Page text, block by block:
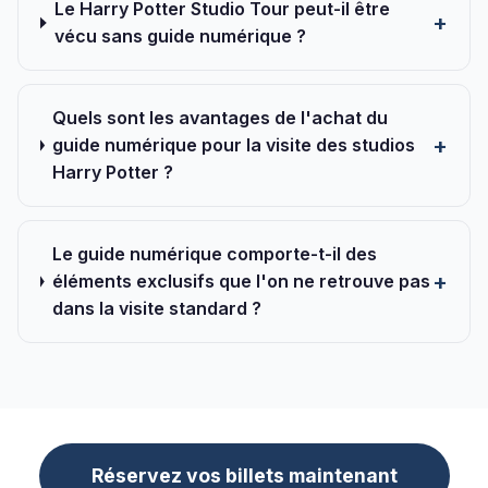
Le Harry Potter Studio Tour peut-il être
vécu sans guide numérique ?
Quels sont les avantages de l'achat du
guide numérique pour la visite des studios
Harry Potter ?
Le guide numérique comporte-t-il des
éléments exclusifs que l'on ne retrouve pas
dans la visite standard ?
Réservez vos billets maintenant